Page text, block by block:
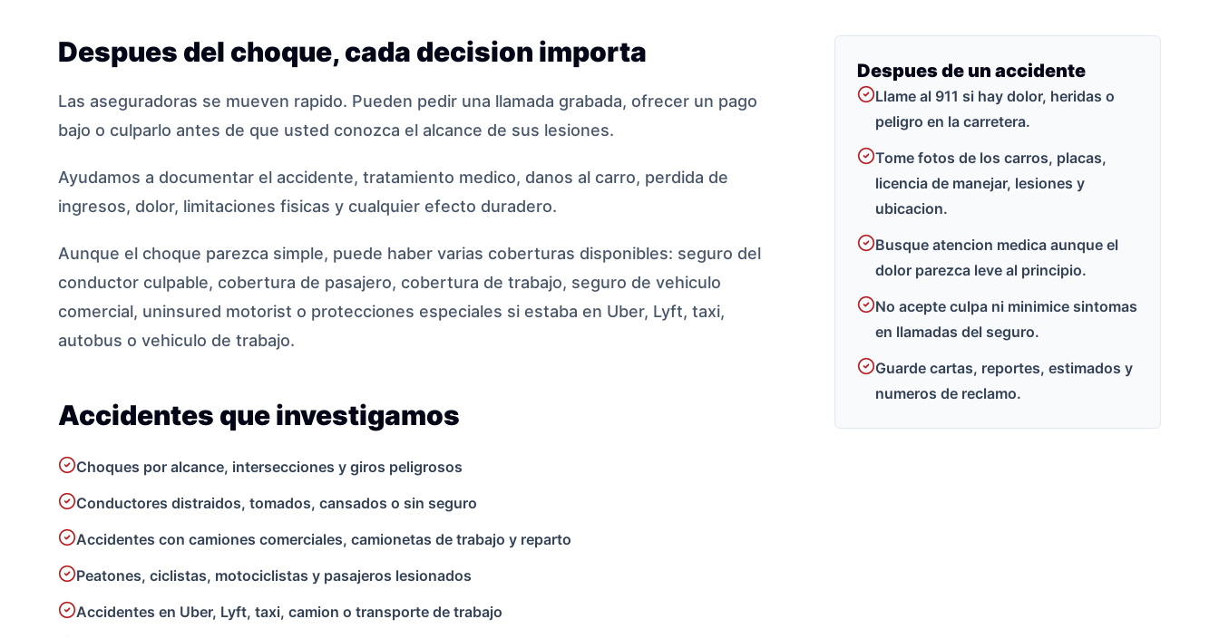
Despues del choque, cada decision importa
Las aseguradoras se mueven rapido. Pueden pedir una llamada grabada, ofrecer un pago
bajo o culparlo antes de que usted conozca el alcance de sus lesiones.
Ayudamos a documentar el accidente, tratamiento medico, danos al carro, perdida de
ingresos, dolor, limitaciones fisicas y cualquier efecto duradero.
Aunque el choque parezca simple, puede haber varias coberturas disponibles: seguro del
conductor culpable, cobertura de pasajero, cobertura de trabajo, seguro de vehiculo
comercial, uninsured motorist o protecciones especiales si estaba en Uber, Lyft, taxi,
autobus o vehiculo de trabajo.
Accidentes que investigamos
Choques por alcance, intersecciones y giros peligrosos
Conductores distraidos, tomados, cansados o sin seguro
Accidentes con camiones comerciales, camionetas de trabajo y reparto
Peatones, ciclistas, motociclistas y pasajeros lesionados
Accidentes en Uber, Lyft, taxi, camion o transporte de trabajo
Despues de un accidente
Llame al 911 si hay dolor, heridas o
peligro en la carretera.
Tome fotos de los carros, placas,
licencia de manejar, lesiones y
ubicacion.
Busque atencion medica aunque el
dolor parezca leve al principio.
No acepte culpa ni minimice sintomas
en llamadas del seguro.
Guarde cartas, reportes, estimados y
numeros de reclamo.